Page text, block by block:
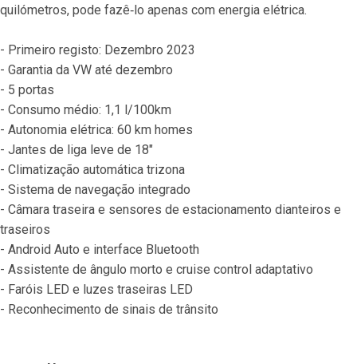
quilómetros, pode fazê‐lo apenas com energia elétrica.
- Primeiro registo: Dezembro 2023
- Garantia da VW até dezembro
- 5 portas
- Consumo médio: 1,1 l/100km
- Autonomia elétrica: 60 km homes
- Jantes de liga leve de 18"
- Climatização automática trizona
- Sistema de navegação integrado
- Câmara traseira e sensores de estacionamento dianteiros e
traseiros
- Android Auto e interface Bluetooth
- Assistente de ângulo morto e cruise control adaptativo
- Faróis LED e luzes traseiras LED
- Reconhecimento de sinais de trânsito